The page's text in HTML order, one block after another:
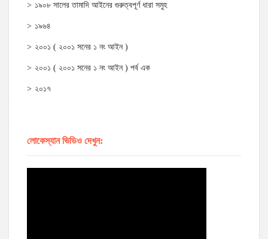
১৯০৮ সালের তামাদি আইনের গুরুত্বপূর্ণ ধারা সমুহ
১৯৬৪
২০০১ ( ২০০১ সনের ১ নং আইন )
২০০১ ( ২০০১ সনের ১ নং আইন ) পর্ব এক
২০১৭
লোকেস্যান ভিডিও দেখুন: